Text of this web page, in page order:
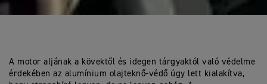
A motor aljának a kövektől és idegen tárgyaktól való védelme
érdekében az alumínium olajteknő-védő úgy lett kialakítva,